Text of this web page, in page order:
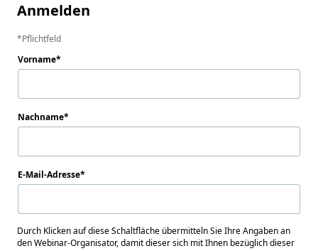
Anmelden
Pflichtfeld
Vorname
Nachname
E-Mail-Adresse
Durch Klicken auf diese Schaltfläche übermitteln Sie Ihre Angaben an
den Webinar-Organisator, damit dieser sich mit Ihnen bezüglich dieser